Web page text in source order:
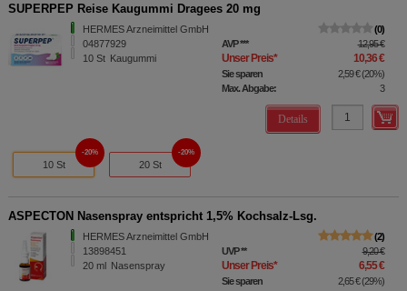
SUPERPEP Reise Kaugummi Dragees 20 mg
HERMES Arzneimittel GmbH
04877929
10 St Kaugummi
0
AVP*** 12,95 €
Unser Preis* 10,36 €
Sie sparen 2,59 €(20%)
Max. Abgabe:
3
Details
10 St
20%
20 St
20%
ASPECTON Nasenspray entspricht 1,5% Kochsalz-Lsg.
HERMES Arzneimittel GmbH
13898451
20 ml Nasenspray
2
UVP** 9,20 €
Unser Preis* 6,55 €
Sie sparen 2,65 €(29%)